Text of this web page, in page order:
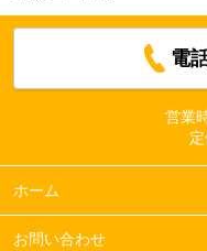
電
営業
定
ホーム
お問い合わせ